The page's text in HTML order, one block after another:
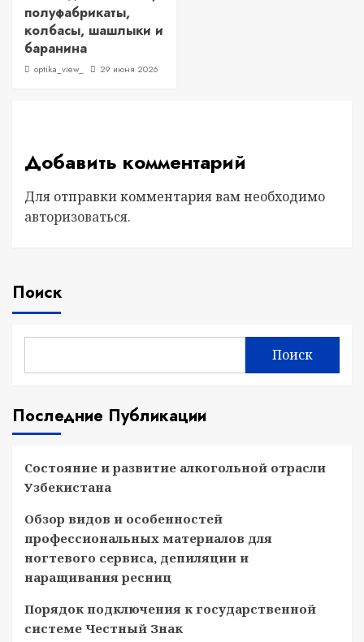
полуфабрикаты,
колбасы, шашлыки и
баранина
optika_view_ 29 июня 2026
Добавить комментарий
Для отправки комментария вам необходимо
авторизоваться.
Поиск
Поиск
Последние Публикации
Состояние и развитие алкогольной отрасли
Узбекистана
Обзор видов и особенностей
профессиональных материалов для
ногтевого сервиса, депиляции и
наращивания ресниц
Порядок подключения к государственной
системе Честный Знак